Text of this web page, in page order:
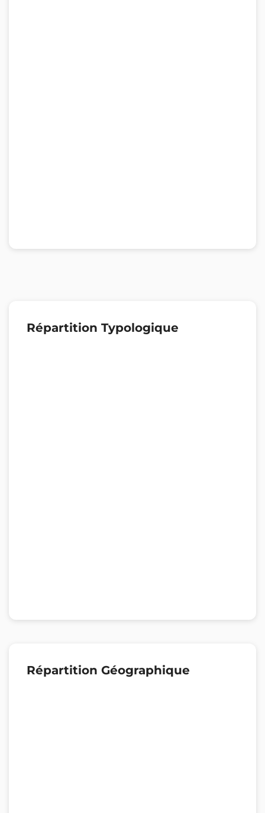
Répartition Typologique
Répartition Géographique